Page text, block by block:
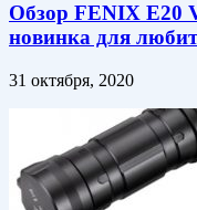
Обзор FENIX E20
новинка для
31 октября, 2020